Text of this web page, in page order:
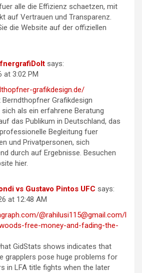
alle die Effizienz schaetzen, mit
auf Vertrauen und Transparenz.
die Website auf der offiziellen
says:
at 3:02 PM
grafikdesign.de/
Berndthopfner Grafikdesign
als ein erfahrene Beratung
das Publikum in Deutschland, das
Begleitung fuer
und Privatpersonen, sich
durch auf Ergebnisse. Besuchen
hier.
vs Gustavo Pintos UFC says:
at 12:48 AM
@rahilusi115@gmail.com/l
free-money-and-fading-the-
GidStats shows indicates that
grapplers pose huge problems for
in LFA title fights when the later